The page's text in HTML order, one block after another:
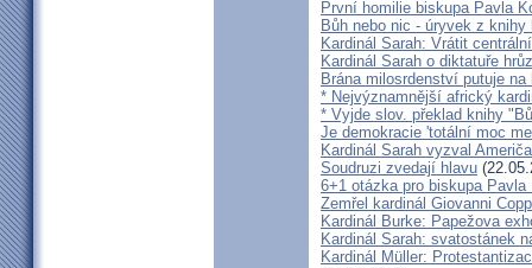
První homilie biskupa Pavla
Bůh nebo nic - úryvek z knihy
Kardinál Sarah: Vrátit
Kardinál Sarah o diktatuře
Brána milosrdenství putuje
* Nejvýznamnější africký
* Vyjde slov. překlad knihy
Je demokracie 'totální moc
Kardinál Sarah vyzval
Soudruzi zvedají hlavu
6+1 otázka pro biskupa Pavla
Zemřel kardinál Giovanni
Kardinál Burke: Papežova
Kardinál Sarah: svatostánek
Kardinál Müller: